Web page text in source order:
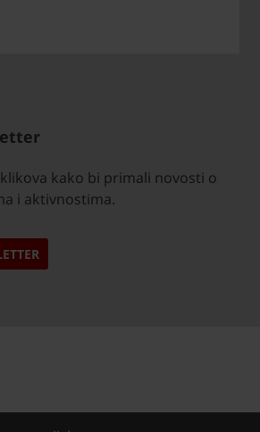
kako bi primali novosti o
i aktivnostima.